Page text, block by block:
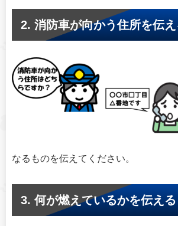
2. 消防車が向かう住所を伝え
なるものを伝えてください。
3. 何が燃えているかを伝える